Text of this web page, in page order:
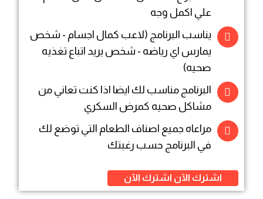
علي اكمل وجه
يناسب البرنامج (لاعب كمال اجسام - شخص
يمارس اي رياضه - شخص يريد اتباع تغذيه
صحيه)
البرنامج مناسب لك ايضا اذا كنت تعاني من
مشاكل صحيه كمرض السكري
مراعاه جميع اصناف الطعام التي توضع لك
في البرنامج حسب رغبتك
اشترك الآن اشترك الآن